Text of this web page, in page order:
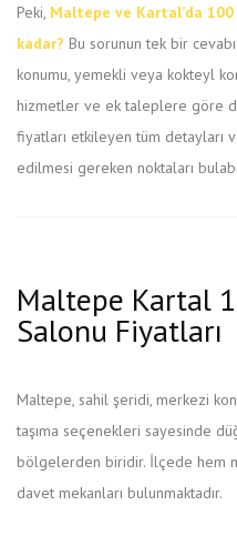
Peki, Maltepe ve Kartal’da
kadar? Bu sorunun tek bir
konumu, yemekli veya kokteyl
hizmetler ve ek taleplere göre
fiyatları etkileyen tüm detayları
edilmesi gereken noktaları
Maltepe Kartal
Salonu Fiyatları
Maltepe, sahil şeridi, merkezi
taşıma seçenekleri sayesinde
bölgelerden biridir. İlçede hem
davet mekanları bulunmaktadır.